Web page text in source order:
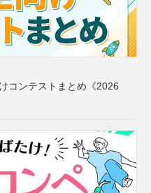
コンテストまとめ《2026